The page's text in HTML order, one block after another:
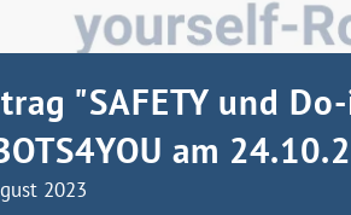
"SAFETY und
am
2023